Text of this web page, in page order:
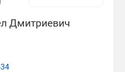
Дмитриевич